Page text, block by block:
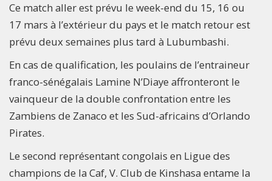
Ce match aller est prévu le week-end du 15, 16 ou
17 mars à l’extérieur du pays et le match retour est
prévu deux semaines plus tard à Lubumbashi.
En cas de qualification, les poulains de l’entraineur
franco-sénégalais Lamine N’Diaye affronteront le
vainqueur de la double confrontation entre les
Zambiens de Zanaco et les Sud-africains d’Orlando
Pirates.
Le second représentant congolais en Ligue des
champions de la Caf, V. Club de Kinshasa entame la